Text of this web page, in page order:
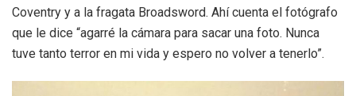
Coventry y a la fragata Broadsword. Ahí cuenta el fotógrafo
que le dice “agarré la cámara para sacar una foto. Nunca
tuve tanto terror en mi vida y espero no volver a tenerlo”.